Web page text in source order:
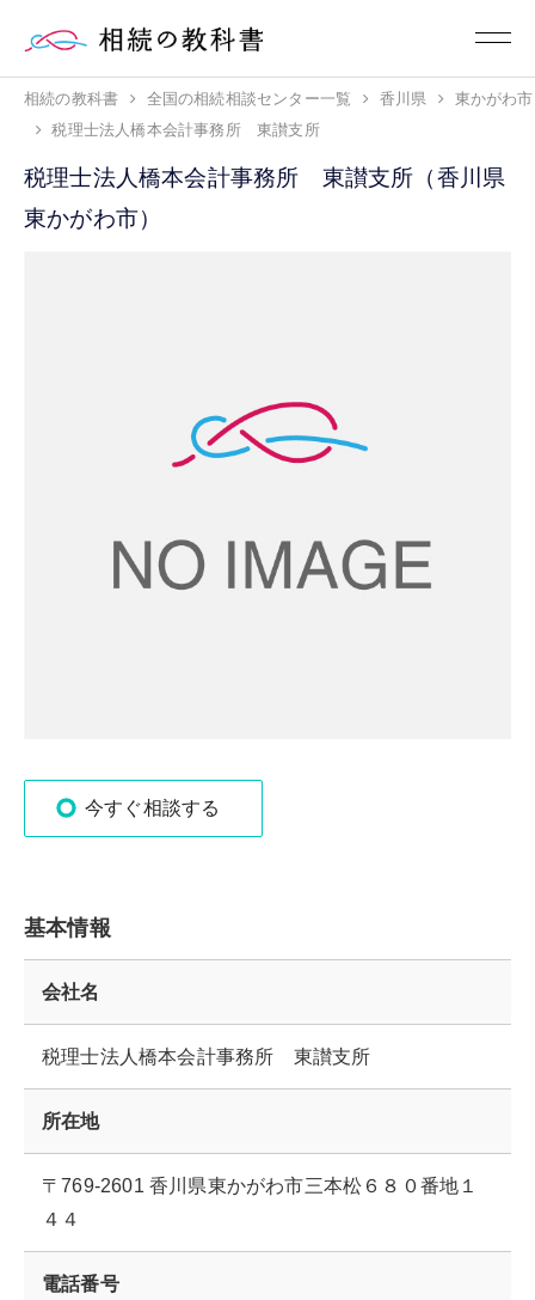
相続の教科書 全国の相続相談センター一覧 香川県
東かがわ市
税理士法人橋本会計事務所 東讃支所
税理士法人橋本会計事務所 東讃支所（香川県
東かがわ市）
今すぐ相談する
基本情報
会社名
税理士法人橋本会計事務所 東讃支所
所在地
〒769-2601 香川県東かがわ市三本松６８０番地１
４４
電話番号